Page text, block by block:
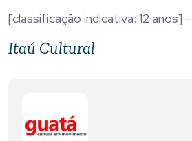
[classificação indicativa: 12 anos] –
Itaú Cultural